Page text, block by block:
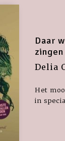
Daar
zingen
Delia
Het
in